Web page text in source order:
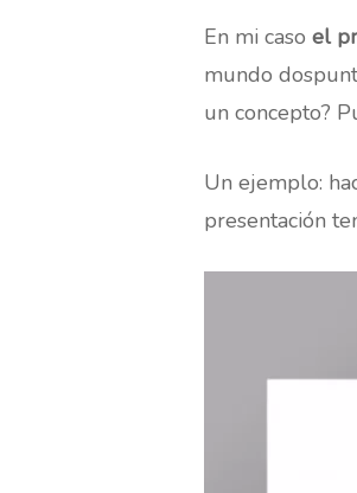
En mi caso el
mundo
un concepto?
Un ejemplo:
presentación